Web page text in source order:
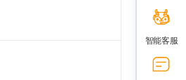
智能客服